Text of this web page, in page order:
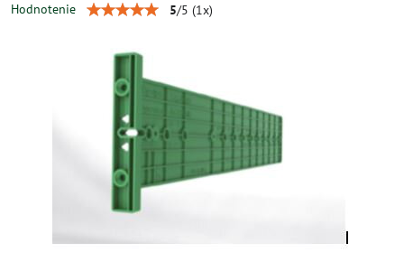
Hodnotenie 5/5 (1x)